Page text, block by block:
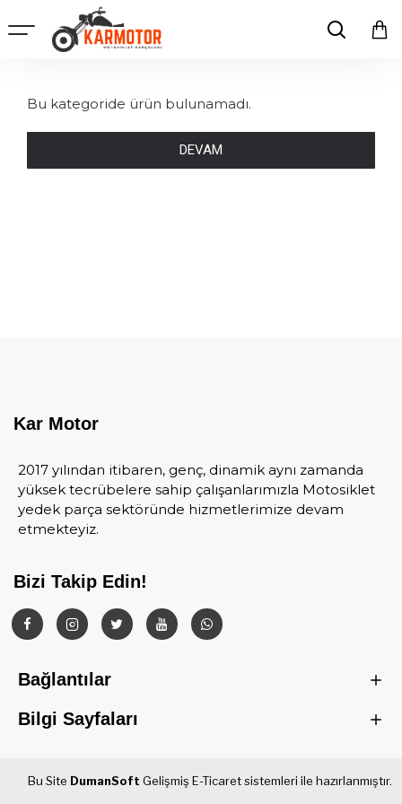
Bu kategoride ürün bulunamadı.
DEVAM
Kar Motor
2017 yılından itibaren, genç, dinamik aynı zamanda
yüksek tecrübelere sahip çalışanlarımızla Motosiklet
yedek parça sektöründe hizmetlerimize devam
etmekteyiz.
Bizi Takip Edin!
Bağlantılar
Bilgi Sayfaları
Bu Site DumanSoft Gelişmiş E-Ticaret sistemleri ile hazırlanmıştır.